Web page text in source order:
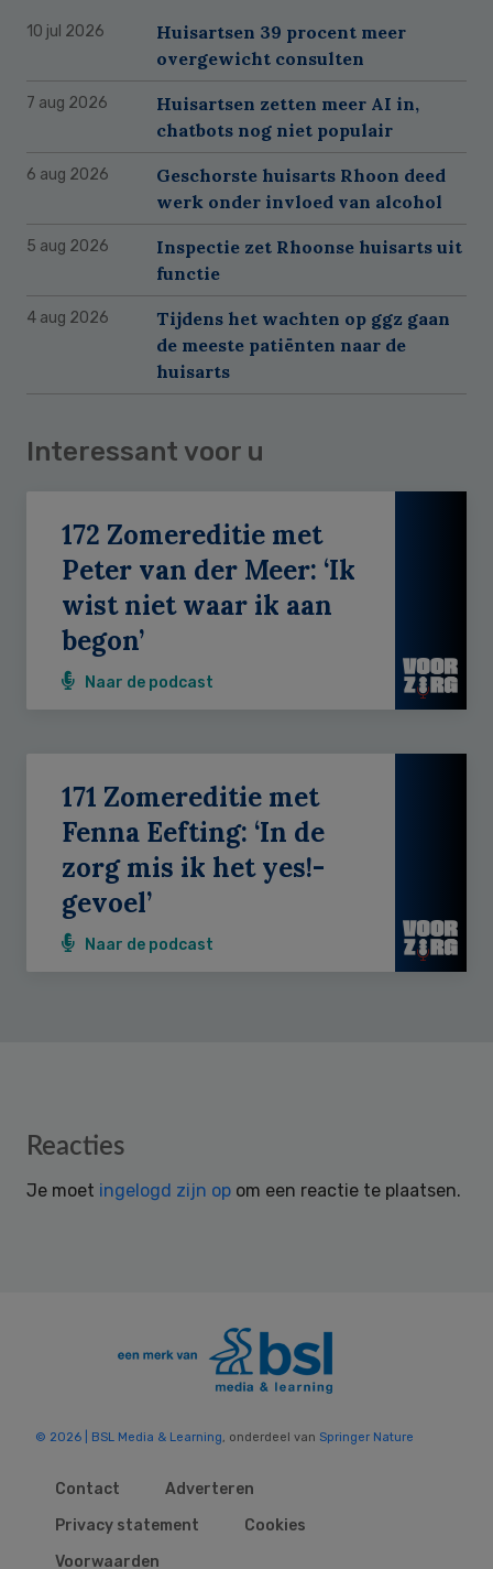
10 jul 2026
Huisartsen 39 procent meer
overgewicht consulten
7 aug 2026
Huisartsen zetten meer AI in,
chatbots nog niet populair
6 aug 2026
Geschorste huisarts Rhoon deed
werk onder invloed van alcohol
5 aug 2026
Inspectie zet Rhoonse huisarts uit
functie
4 aug 2026
Tijdens het wachten op ggz gaan
de meeste patiënten naar de
huisarts
Interessant voor u
172 Zomereditie met
Peter van der Meer: ‘Ik
wist niet waar ik aan
begon’
Naar de podcast
171 Zomereditie met
Fenna Eefting: ‘In de
zorg mis ik het yes!-
gevoel’
Naar de podcast
Reader
Reacties
Je moet ingelogd zijn op om een reactie te plaatsen.
© 2026 | BSL Media & Learning, onderdeel van Springer Nature
Contact
Adverteren
Privacy statement
Cookies
Voorwaarden